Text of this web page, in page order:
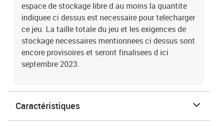
espace de stockage libre d au moins la quantite
indiquee ci dessus est necessaire pour telecharger
ce jeu. La taille totale du jeu et les exigences de
stockage necessaires mentionnees ci dessus sont
encore provisoires et seront finalisees d ici
septembre 2023.
Caractéristiques